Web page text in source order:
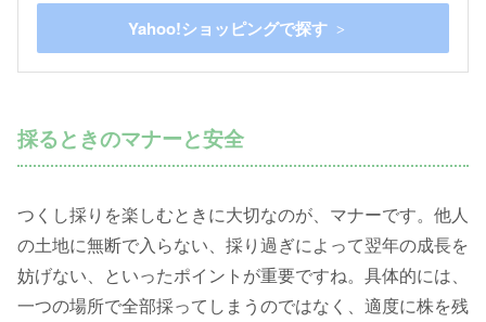
Yahoo!ショッピングで探す
採るときのマナーと安全
つくし採りを楽しむときに大切なのが、マナーです。他人
の土地に無断で入らない、採り過ぎによって翌年の成長を
妨げない、といったポイントが重要ですね。具体的には、
一つの場所で全部採ってしまうのではなく、適度に株を残